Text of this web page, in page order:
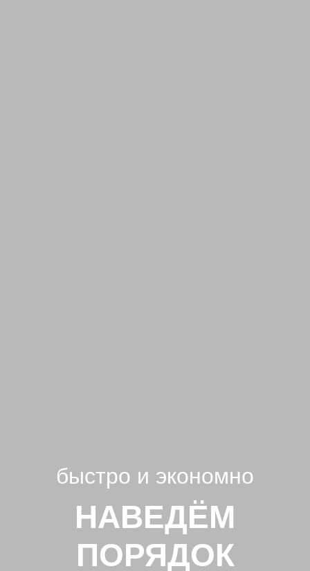
быстро и экономно
НАВЕДЁМ
ПОРЯДОК